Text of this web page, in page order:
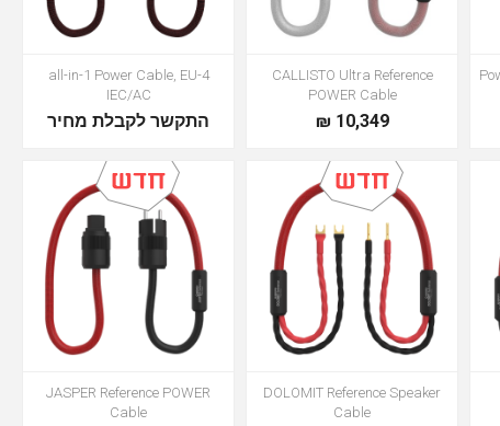
CALLISTO Ultra Reference
POWER Cable
10,349 ₪
4-all-in-1 Power Cable, EU
IEC/AC
התקשר לקבלת מחיר
DOLOMIT Reference Speaker
Cable
JASPER Reference POWER
Cable